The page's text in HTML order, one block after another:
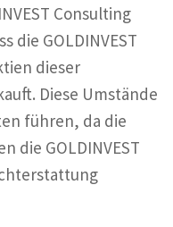
Consulting
die GOLDINVEST
dieser
Diese Umstände
führen, da die
die GOLDINVEST